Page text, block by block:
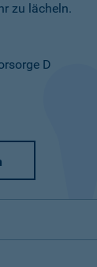
zu lächeln.
D